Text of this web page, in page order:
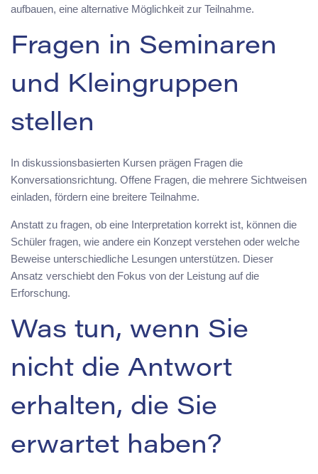
aufbauen, eine alternative Möglichkeit zur Teilnahme.
Fragen in Seminaren
und Kleingruppen
stellen
In diskussionsbasierten Kursen prägen Fragen die
Konversationsrichtung. Offene Fragen, die mehrere Sichtweisen
einladen, fördern eine breitere Teilnahme.
Anstatt zu fragen, ob eine Interpretation korrekt ist, können die
Schüler fragen, wie andere ein Konzept verstehen oder welche
Beweise unterschiedliche Lesungen unterstützen. Dieser
Ansatz verschiebt den Fokus von der Leistung auf die
Erforschung.
Was tun, wenn Sie
nicht die Antwort
erhalten, die Sie
erwartet haben?